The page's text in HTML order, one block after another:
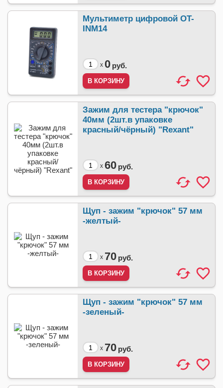
Мультиметр цифровой OT-
INM14
x 0 руб.
Зажим для тестера "крючок"
40мм (2шт.в упаковке
красный/чёрный) "Rexant"
x 60 руб.
Щуп - зажим "крючок" 57 мм
-желтый-
x 70 руб.
Щуп - зажим "крючок" 57 мм
-зеленый-
x 70 руб.